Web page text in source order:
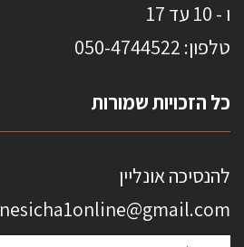
ו - 10 עד 17
טלפון: 0 50-4744522
כל הזכויות שמורות
להנסיכה אונליין
nesicha1online@gmail.com